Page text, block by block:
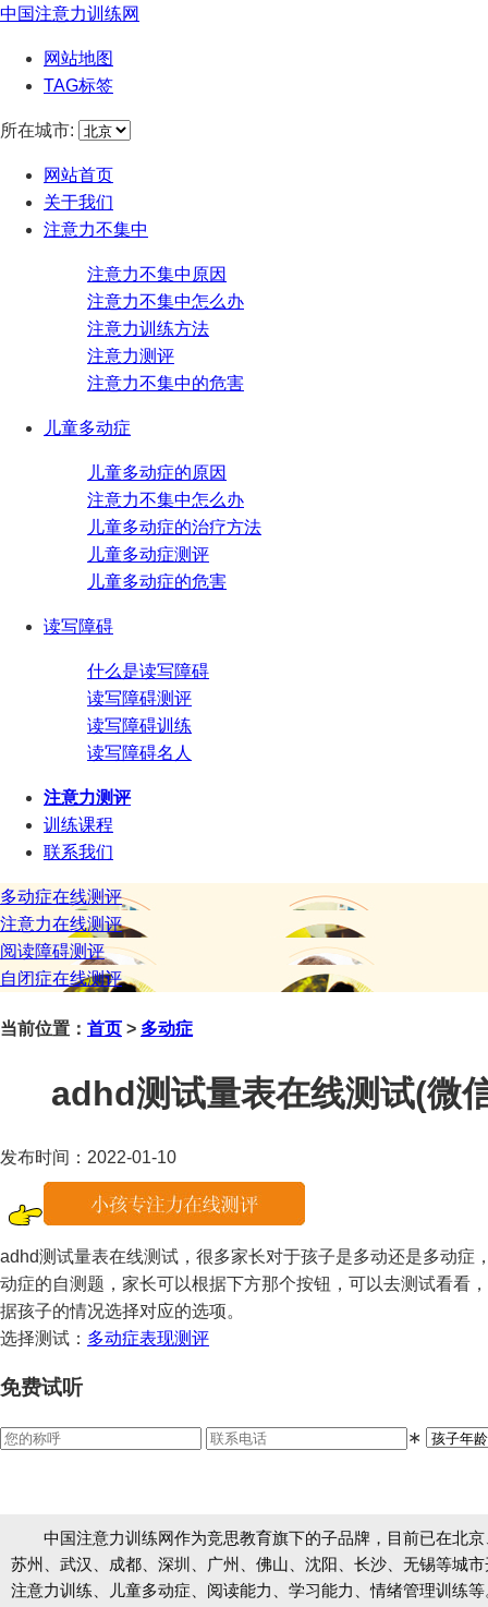
中国注意力训练网
网站地图
TAG标签
所在城市:
网站首页
关于我们
注意力不集中
注意力不集中原因
注意力不集中怎么办
注意力训练方法
注意力测评
注意力不集中的危害
儿童多动症
儿童多动症的原因
注意力不集中怎么办
儿童多动症的治疗方法
儿童多动症测评
儿童多动症的危害
读写障碍
什么是读写障碍
读写障碍测评
读写障碍训练
读写障碍名人
注意力测评
训练课程
联系我们
多动症在线测评
注意力在线测评
阅读障碍测评
自闭症在线测评
当前位置： 首页 > 多动症
adhd测试量表在线测试(微
发布时间：2022-01-10
adhd测试量表在线测试，很多家长对于孩子是多动还是多动症
动症的自测题，家长可以根据下方那个按钮，可以去测试看看
据孩子的情况选择对应的选项。
选择测试： 多动症表现测评
免费试听
∗
中国注意力训练网作为竞思教育旗下的子品牌，目前已在北
苏州、武汉、成都、深圳、广州、佛山、沈阳、长沙、无锡等城
注意力训练、儿童多动症、阅读能力、学习能力、情绪管理训练